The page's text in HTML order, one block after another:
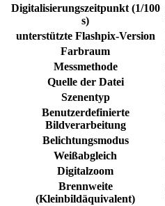
Digitalisierungszeitpunkt (1/100
s)
unterstützte Flashpix-Version
Farbraum
Messmethode
Quelle der Datei
Szenentyp
Benutzerdefinierte
Bildverarbeitung
Belichtungsmodus
Weißabgleich
Digitalzoom
Brennweite
(Kleinbildäquivalent)